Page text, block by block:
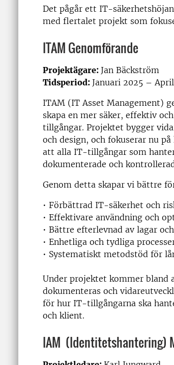
Det pågår ett IT-
med flertalet projekt som
ITAM Genomförande
Projektägare: Jan Bäckström
Tidsperiod: Januari 2025 –
ITAM (IT Asset Management)
skapa en mer säker, effektiv
tillgångar. Projektet bygger
och design, och fokuserar nu
att alla IT-tillgångar som
dokumenterade och
Genom detta skapar vi bättre
• Förbättrad IT-säkerhet och
• Effektivare användning och
• Bättre efterlevnad av lagar
• Enhetliga och tydliga
• Systematiskt metodstöd för
Under projektet kommer bland
dokumenteras och
för hur IT-tillgångarna ska
och klient.
IAM (Identitetshantering)